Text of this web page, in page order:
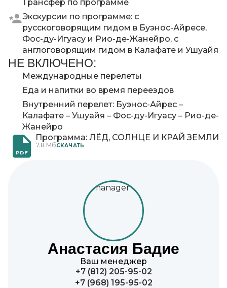
Трансфер по программе
Экскурсии по программе: с
русскоговорящим гидом в Буэнос-Айресе,
Фос-ду-Игуасу и Рио-де-Жанейро, с
англоговорящим гидом в Калафате и Ушуайя
НЕ ВКЛЮЧЕНО:
Международные перелеты
Еда и напитки во время переездов
Внутренний перелет: Буэнос-Айрес –
Калафате – Ушуайя – Фос-ду-Игуасу – Рио-де-
Жанейро
PDF
Программа: ЛЁД, СОЛНЦЕ И КРАЙ ЗЕМЛИ
7.8 МбCКАЧАТЬ
Анастасия Бадие
Ваш менеджер
+7 (812) 205-95-02
+7 (968) 195-95-02